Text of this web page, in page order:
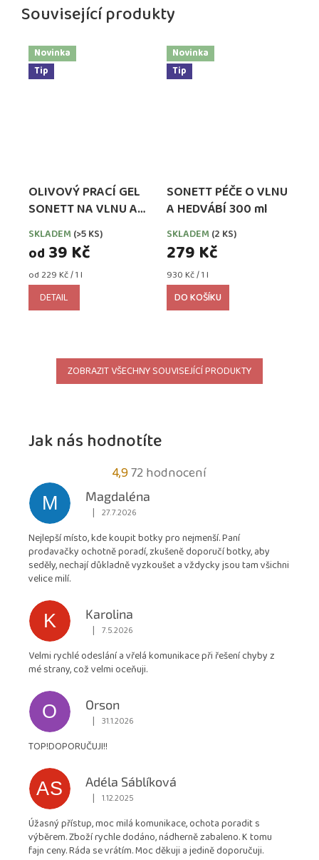
Související produkty
Novinka
Tip
OLIVOVÝ PRACÍ GEL
SONETT NA VLNU A
HEDVÁBÍ
SKLADEM (>5 KS)
od 39 Kč
Měrná
cena:
od 229 Kč / 1 l
DETAIL
Novinka
Tip
SONETT PÉČE O VLNU
A HEDVÁBÍ 300 ml
SKLADEM (2 KS)
279 Kč
Měrná
cena:
930 Kč / 1 l
DO KOŠÍKU
ZOBRAZIT VŠECHNY SOUVISEJÍCÍ PRODUKTY
Jak nás hodnotíte
4,9Průměrné
hodnocení
obchodu
4,9
z
72 hodnocení
M
Magdaléna
Hodnocení obchodu je 5 z 5 hvězdiček.
| 27.7.2026
Nejlepší místo, kde koupit botky pro nejmenší. Paní
prodavačky ochotně poradí, zkušeně doporučí botky, aby
seděly, nechají důkladně vyzkoušet a vždycky jsou tam všichni
velice milí.
K
Karolina
Hodnocení obchodu je 5 z 5 hvězdiček.
| 7.5.2026
Velmi rychlé odeslání a vřelá komunikace při řešení chyby z
mé strany, což velmi oceňuji.
O
Orson
Hodnocení obchodu je 5 z 5 hvězdiček.
| 31.1.2026
TOP!DOPORUČUJI!!
AS
Adéla Sáblíková
Hodnocení obchodu je 5 z 5 hvězdiček.
| 1.12.2025
Úžasný přístup, moc milá komunikace, ochota poradit s
výběrem. Zboží rychle dodáno, nádherně zabaleno. K tomu
fajn ceny. Ráda se vrátím. Moc děkuji a jedině doporučuji.